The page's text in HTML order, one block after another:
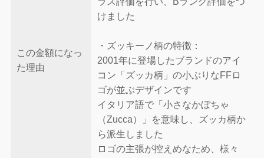
この金額になっ
た理由
けました
・ズッキーノ柄の特徴：
2001年に登場したブランドのアイ
コン「ズッカ柄」の小ぶりなFFロ
ゴが並ぶデザインです
イタリア語で「小さなかぼちゃ
（Zucca）」を意味し、ズッカ柄か
ら派生しました
ロゴの主張が控えめなため、様々